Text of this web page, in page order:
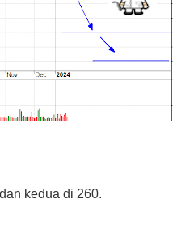
kedua di 260.